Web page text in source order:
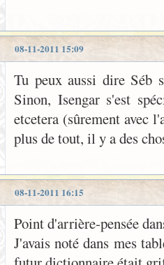
08-11-2011 15:09
Tu peux aussi dire Séb
Sinon, Isengar s'est
etcetera (sûrement avec
plus de tout, il y a des
08-11-2011 16:15
Point d'arrière-pensée
J'avais noté dans mes